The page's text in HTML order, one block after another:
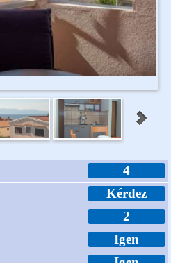
4
Kérdez
2
Igen